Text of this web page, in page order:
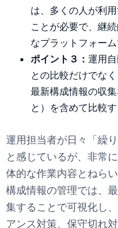
は、多くの人が利
ことが必要で、継
なプラットフォーム
ポイント３：運用
との比較だけでな
最新構成情報の収
と）を含めて比較す
運用担当者が日々「繰
と感じているが、非常
体的な作業内容とねら
構成情報の管理では、
集することで可視化し
アンス対策、保守切れ